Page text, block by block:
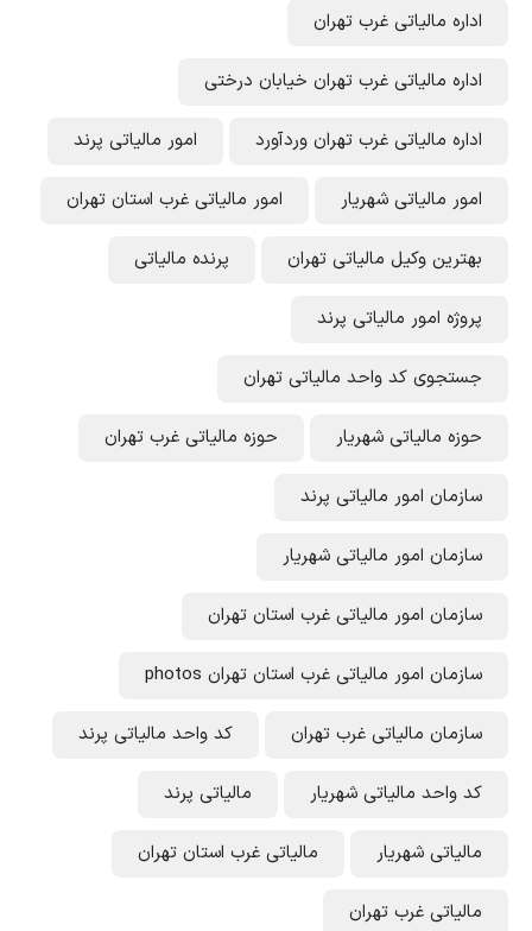
اداره مالیاتی غرب تهران
اداره مالیاتی غرب تهران خیابان درختی
اداره مالیاتی غرب تهران وردآورد امور مالیاتی پرند
امور مالیاتی شهریار امور مالیاتی غرب استان تهران
بهترین وکیل مالیاتی تهران پرنده مالیاتی
پروژه امور مالیاتی پرند
جستجوی کد واحد مالیاتی تهران
حوزه مالیاتی شهریار حوزه مالیاتی غرب تهران
سازمان امور مالیاتی پرند
سازمان امور مالیاتی شهریار
سازمان امور مالیاتی غرب استان تهران
سازمان امور مالیاتی غرب استان تهران photos
سازمان مالیاتی غرب تهران کد واحد مالیاتی پرند
کد واحد مالیاتی شهریار مالیاتی پرند
مالیاتی شهریار مالیاتی غرب استان تهران
مالیاتی غرب تهران